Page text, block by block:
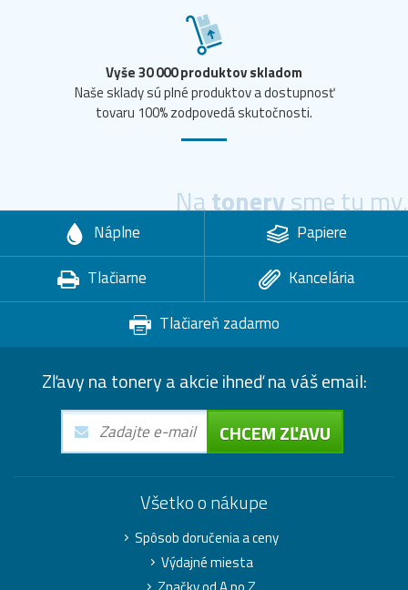
Vyše 30 000 produktov skladom
Naše sklady sú plné produktov a dostupnosť
tovaru 100% zodpovedá skutočnosti.
Natonerysme tu my.
Náplne
Papiere
Tlačiarne
Kancelária
Tlačiareň zadarmo
Zľavy na tonery a akcie ihneď na váš email:
CHCEM ZĽAVU
Všetko o nákupe
Spôsob doručenia a ceny
Výdajné miesta